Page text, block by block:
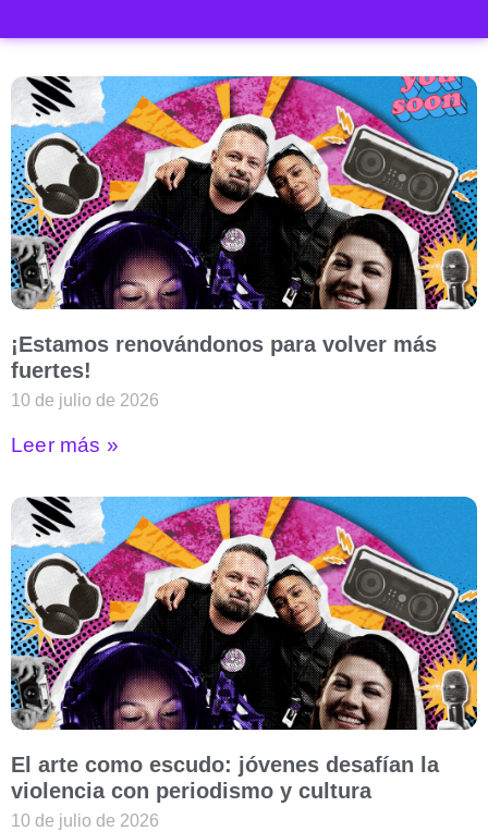
¡Estamos renovándonos para volver más
fuertes!
10 de julio de 2026
Leer más »
El arte como escudo: jóvenes desafían la
violencia con periodismo y cultura
10 de julio de 2026